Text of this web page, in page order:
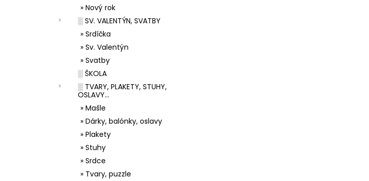
» Nový rok
░ SV. VALENTÝN, SVATBY
» Srdíčka
» Sv. Valentýn
» Svatby
░ ŠKOLA
░ TVARY, PLAKETY, STUHY,
OSLAVY...
» Mašle
» Dárky, balónky, oslavy
» Plakety
» Stuhy
» Srdce
» Tvary, puzzle